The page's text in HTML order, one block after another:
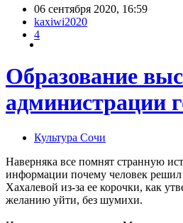
06 сентября 2020, 16:59
kaxiwi2020
4
Образование
администрации
Культура Сочи
Наверняка все помнят странную
информации почему человек
Хахалевой из-за ее корочки, как
желанию уйти, без шумихи.